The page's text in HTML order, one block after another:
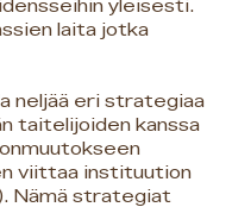
yleisesti.
laita jotka
neljää eri strategiaa
taitelijoiden kanssa
viittaa instituution
Nämä strategiat